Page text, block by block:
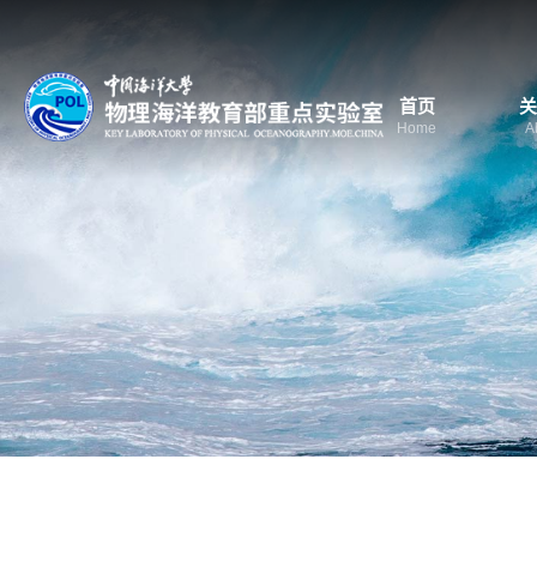
首页
Home